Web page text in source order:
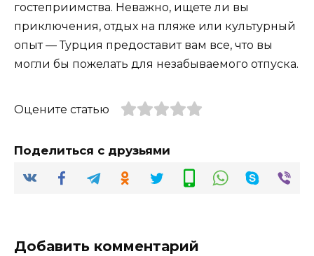
гостеприимства. Неважно, ищете ли вы
приключения, отдых на пляже или культурный
опыт — Турция предоставит вам все, что вы
могли бы пожелать для незабываемого отпуска.
Оцените статью
Поделиться с друзьями
Добавить комментарий